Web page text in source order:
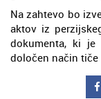
Na zahtevo bo
aktov iz
dokumenta, ki
določen način tiče